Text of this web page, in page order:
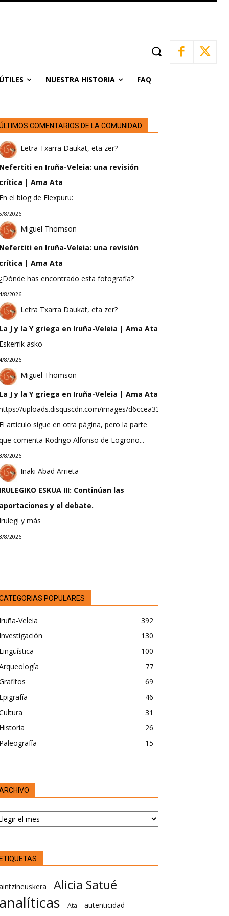
NUESTRA HISTORIA FAQ
COMENTARIOS DE LA COMUNIDAD
Letra Txarra Daukat, eta zer?
en Iruña-Veleia: una revisión
| Ama Ata
el blog de Elexpuru:
8/2026
Miguel Thomson
en Iruña-Veleia: una revisión
| Ama Ata
has encontrado esta fotografía?
8/2026
Letra Txarra Daukat, eta zer?
J y la Y griega en Iruña-Veleia | Ama Ata
asko
8/2026
Miguel Thomson
J y la Y griega en Iruña-Veleia | Ama Ata
uploads.disquscdn.com/images/
artículo sigue en otra página, pero la parte
comenta Rodrigo Alfonso de Logroño...
8/2026
Iñaki Abad Arrieta
ESKUA III: Continúan las
y el debate.
y más
8/2026
POPULARES
Veleia
392
130
100
77
69
46
31
26
15
Alicia Satué
Ata autenticidad